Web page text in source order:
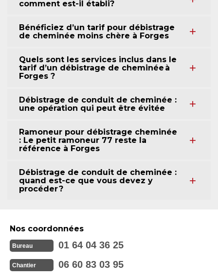
comment est-il établi?
Bénéficiez d’un tarif pour débistrage
de cheminée moins chère à Forges
Quels sont les services inclus dans le
tarif d’un débistrage de cheminée à
Forges ?
Débistrage de conduit de cheminée :
une opération qui peut être évitée
Ramoneur pour débistrage cheminée
: Le petit ramoneur 77 reste la
référence à Forges
Débistrage de conduit de cheminée :
quand est-ce que vous devez y
procéder ?
Nos coordonnées
Bureau 01 64 04 36 25
Chantier 06 60 83 03 95